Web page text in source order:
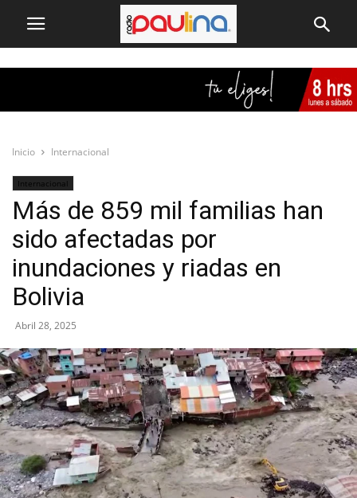
Inicio Internacional
Internacional
Más de 859 mil familias han
sido afectadas por
inundaciones y riadas en
Bolivia
Abril 28, 2025